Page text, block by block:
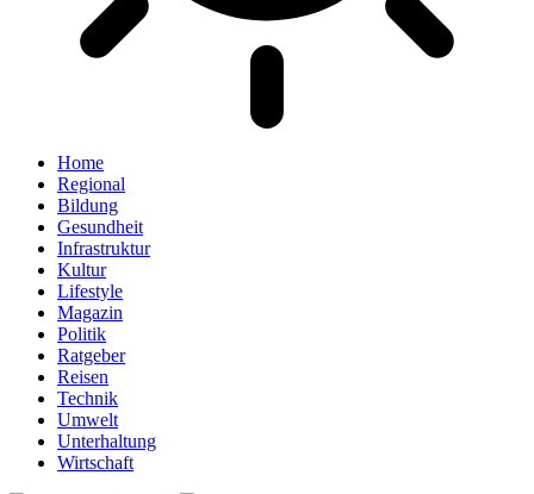
Home
Regional
Bildung
Gesundheit
Infrastruktur
Kultur
Lifestyle
Magazin
Politik
Ratgeber
Reisen
Technik
Umwelt
Unterhaltung
Wirtschaft